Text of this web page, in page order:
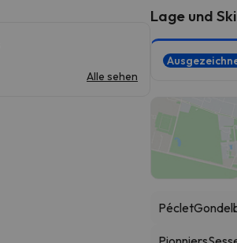
Alle sehen
Lage und
Péclet